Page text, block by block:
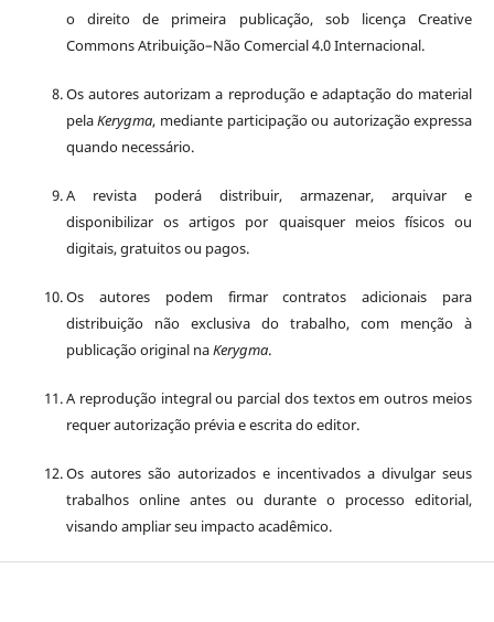
o direito de primeira publicação, sob licença Creative
Commons Atribuição–Não Comercial 4.0 Internacional.
Os autores autorizam a reprodução e adaptação do material
pelaKerygma, mediante participação ou autorização expressa
quando necessário.
A revista poderá distribuir, armazenar, arquivar e
disponibilizar os artigos por quaisquer meios físicos ou
digitais, gratuitos ou pagos.
Os autores podem firmar contratos adicionais para
distribuição não exclusiva do trabalho, com menção à
publicação original naKerygma.
A reprodução integral ou parcial dos textos em outros meios
requer autorização prévia e escrita do editor.
Os autores são autorizados e incentivados a divulgar seus
trabalhos online antes ou durante o processo editorial,
visando ampliar seu impacto acadêmico.